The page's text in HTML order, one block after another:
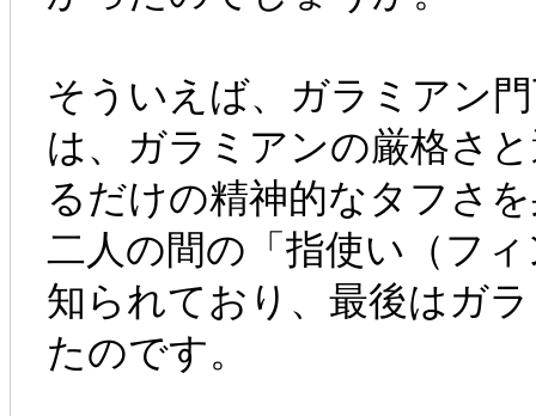
そういえば、ガラミアン
は、ガラミアンの厳格さ
るだけの精神的なタフさ
二人の間の「指使い（フ
知られており、最後はガ
たのです。